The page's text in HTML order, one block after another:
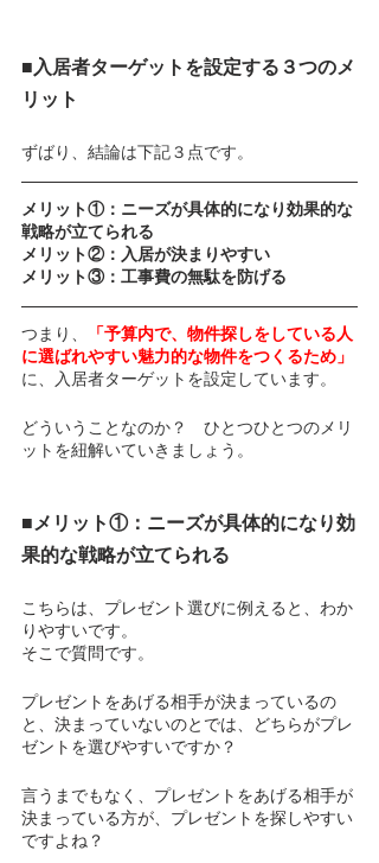
■入居者ターゲットを設定する３つのメ
リット
ずばり、結論は下記３点です。
メリット①：ニーズが具体的になり効果的な
戦略が立てられる
メリット②：入居が決まりやすい
メリット③：工事費の無駄を防げる
つまり、
「予算内で、物件探しをしている人
に選ばれやすい魅力的な物件をつくるため」
に、入居者ターゲットを設定しています。
どういうことなのか？　ひとつひとつのメリ
ットを紐解いていきましょう。
■メリット①：ニーズが具体的になり効
果的な戦略が立てられる
こちらは、プレゼント選びに例えると、わか
りやすいです。
そこで質問です。
プレゼントをあげる相手が決まっているの
と、決まっていないのとでは、どちらがプレ
ゼントを選びやすいですか？
言うまでもなく、プレゼントをあげる相手が
決まっている方が、プレゼントを探しやすい
ですよね？